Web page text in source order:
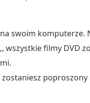
swoim
wszystkie filmy DVD
zostaniesz